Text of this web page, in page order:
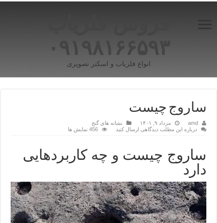
۰۹۱۹۸۱۶۶۵۹۳
انواع فلزیاب و اسکنر تصویری
ساروج چیست
amd مرداد ۹, ۱۴۰۱
نشانه های گنج
درباره این مطلب دیدگاهی ارسال کنید
456 نمایش ها
ساروج چیست و چه کاربردهایی
دارد